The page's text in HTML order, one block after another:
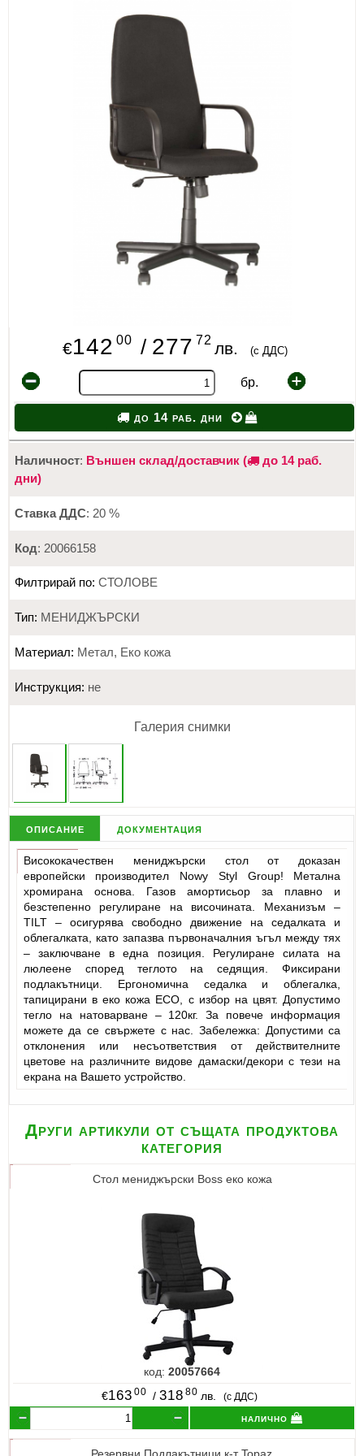
ИЗКУСТВА
СПОРТ
МЕБЕЛИ И ОБОРУДВАНЕ
КАНЦЕЛАРСКИ МАТЕРИАЛИ
КНИГИ И УЧЕБНИЦИ
БДП
НОВИ
ПРОМОЦИИ
ИНСТРУМЕНТИ
€142 00 / 277 72 лв. (с ДДС)
бр.
до 14 раб. дни
Наличност: Външен склад/доставчик (
до 14 раб.
дни)
Ставка ДДС: 20 %
Код: 20066158
Филтрирай по: СТОЛОВЕ
Тип: МЕНИДЖЪРСКИ
Материал: Метал, Еко кожа
Инструкция: не
Галерия снимки
описание документация
Висококачествен мениджърски стол от доказан
европейски производител Nowy Styl Group! Метална
хромирана основа. Газов амортисьор за плавно и
безстепенно регулиране на височината. Механизъм –
TILT – осигурява свободно движение на седалката и
облегалката, като запазва първоначалния ъгъл между тях
– заключване в една позиция. Регулиране силата на
люлеене според теглото на седящия. Фиксирани
подлакътници. Ергономична седалка и облегалка,
тапицирани в еко кожа ECO, с избор на цвят. Допустимо
тегло на натоварване – 120кг. За повече информация
можете да се свържете с нас. Забележка: Допустими са
отклонения или несъответствия от действителните
цветове на различните видове дамаски/декори с тези на
екрана на Вашето устройство.
Други артикули от същата продуктова
категория
Стол мениджърски Boss еко кожа
код: 20057664
€163 00 /318 80 лв. (с ДДС)
налично
Резервни Подлакътници к-т Topaz